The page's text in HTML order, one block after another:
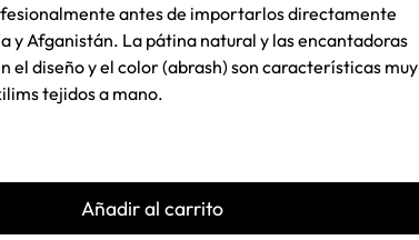
antes de importarlos directamente
y Afganistán. La pátina natural y las encantadoras
el diseño y el color (abrash) son características muy
tejidos a mano.
Añadir al carrito